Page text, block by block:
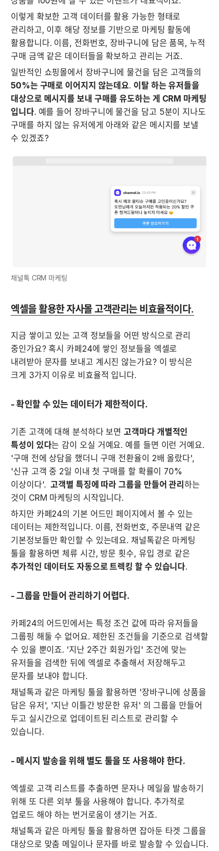
이렇게 확보한 고객 데이터를 활용 가능한 형태로
관리하고, 이후 해당 정보를 기반으로 마케팅 활동에
활용합니다. 이름, 전화번호, 장바구니에 담은 품목, 누적
구매 금액 같은 데이터들을 확보하고 관리는 거죠.
50%는 구매로 이어지지 않는데요. 이탈 하는 유저들을
대상으로 메시지를 보내 구매를 유도하는 게 CRM 마케팅
입니다. 예를 들어 장바구니에 물건을 담고 5분이 지나도
구매를 하지 않는 유저에게 아래와 같은 메시지를 보낼
수 있겠죠?
채널톡 CRM 마케팅
엑셀을 활용한 자사몰 고객관리는 비효율적이다.
지금 쌓이고 있는 고객 정보들을 어떤 방식으로 관리
중인가요? 혹시 카페24에 쌓인 정보들을 엑셀로
내려받아 문자를 보내고 계시진 않는가요? 이 방식은
크게 3가지 이유로 비효율적 입니다.
- 확인할 수 있는 데이터가 제한적이다.
기존 고객에 대해 분석하다 보면 고객마다 개별적인
특성이 있다는 감이 오실 거예요. 예를 들면 이런 거예요.
'구매 전에 상담을 했더니 구매 전환율이 2배 올랐다',
'신규 고객 중 2일 이내 첫 구매를 할 확률이 70%
이상이다'. 고객별 특징에 따라 그룹을 만들어 관리하는
것이 CRM 마케팅의 시작입니다.
하지만 카페24의 기본 어드민 페이지에서 볼 수 있는
데이터는 제한적입니다. 이름, 전화번호, 주문내역 같은
기본정보들만 확인할 수 있는데요. 채널톡같은 마케팅
추가적인 데이터도 자동으로 트렉킹 할 수 있습니다.
- 그룹을 만들어 관리하기 어렵다.
카페24의 어드민에서는 특정 조건 값에 따라 유저들을
그룹핑 해둘 수 없어요. 제한된 조건들을 기준으로 검색할
수 있을 뿐이죠. '지난 2주간 회원가입' 조건에 맞는
유저들을 검색한 뒤에 엑셀로 추출해서 저장해두고
문자를 보내야 합니다.
채널톡과 같은 마케팅 툴을 활용하면 '장바구니에 상품을
담은 유저', '지난 이틀간 방문한 유저' 의 그룹을 만들어
두고 실시간으로 업데이트된 리스트로 관리할 수
있습니다.
- 메시지 발송을 위해 별도 툴을 또 사용해야 한다.
엑셀로 고객 리스트를 추출하면 문자나 메일을 발송하기
위해 또 다른 외부 툴을 사용해야 합니다. 추가적로
업로드 해야 하는 번거로움이 생기는 거죠.
채널톡과 같은 마케팅 툴을 활용하면 잡아둔 타겟 그룹을
대상으로 맞춤 메일이나 문자를 바로 발송할 수 있습니다.